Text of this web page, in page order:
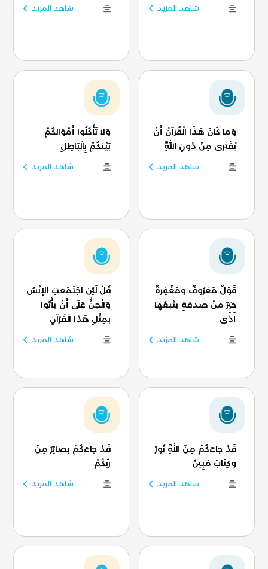
شاهد المزيد شاهد المزيد
وَمَا كَانَ هَذَا الْقُرْآنُ أَنْ
يُفْتَرَى مِنْ دُونِ اللَّهِ
شاهد المزيد
وَلا تَأْكُلُوا أَمْوَالَكُمْ
بَيْنَكُمْ بِالْبَاطِلِ
شاهد المزيد
قَوْلٌ مَعْرُوفٌ وَمَغْفِرَةٌ
خَيْرٌ مِنْ صَدَقَةٍ يَتْبَعُهَا
أَذًى
شاهد المزيد
قُلْ لَئِنِ اجْتَمَعَتِ الإنْسُ
وَالْجِنُّ عَلَى أَنْ يَأْتُوا
بِمِثْلِ هَذَا الْقُرْآنِ
شاهد المزيد
قَدْ جَاءَكُمْ مِنَ اللَّهِ نُورٌ
وَكِتَابٌ مُبِينٌ
شاهد المزيد
قَدْ جَاءَكُمْ بَصَائِرُ مِنْ
رَبِّكُمْ
شاهد المزيد